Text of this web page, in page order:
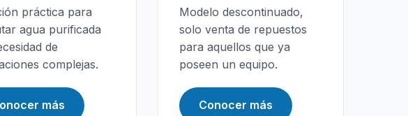
práctica para
agua purificada
de
complejas.
más
Modelo descontinuado,
solo venta de repuestos
para aquellos que ya
poseen un equipo.
Conocer más